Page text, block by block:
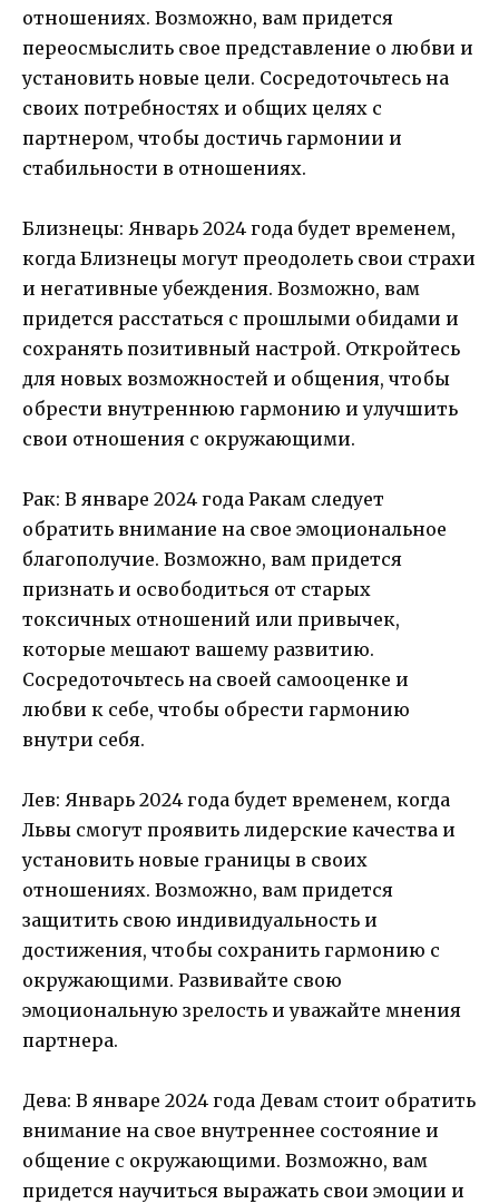
отношениях. Возможно, вам придется
переосмыслить свое представление о любви и
установить новые цели. Сосредоточьтесь на
своих потребностях и общих целях с
партнером, чтобы достичь гармонии и
стабильности в отношениях.
Близнецы: Январь 2024 года будет временем,
когда Близнецы могут преодолеть свои страхи
и негативные убеждения. Возможно, вам
придется расстаться с прошлыми обидами и
сохранять позитивный настрой. Откройтесь
для новых возможностей и общения, чтобы
обрести внутреннюю гармонию и улучшить
свои отношения с окружающими.
Рак: В январе 2024 года Ракам следует
обратить внимание на свое эмоциональное
благополучие. Возможно, вам придется
признать и освободиться от старых
токсичных отношений или привычек,
которые мешают вашему развитию.
Сосредоточьтесь на своей самооценке и
любви к себе, чтобы обрести гармонию
внутри себя.
Лев: Январь 2024 года будет временем, когда
Львы смогут проявить лидерские качества и
установить новые границы в своих
отношениях. Возможно, вам придется
защитить свою индивидуальность и
достижения, чтобы сохранить гармонию с
окружающими. Развивайте свою
эмоциональную зрелость и уважайте мнения
партнера.
Дева: В январе 2024 года Девам стоит обратить
внимание на свое внутреннее состояние и
общение с окружающими. Возможно, вам
придется научиться выражать свои эмоции и